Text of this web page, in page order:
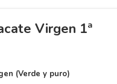
Virgen 1ª
(Verde y puro)